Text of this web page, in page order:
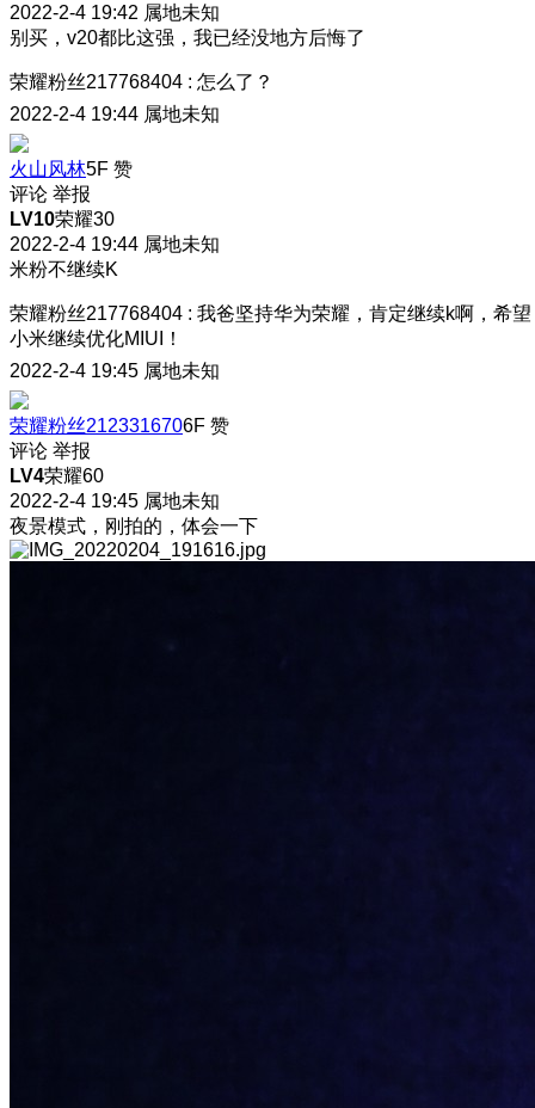
2022-2-4 19:42 属地未知
别买，v20都比这强，我已经没地方后悔了
荣耀粉丝217768404 : 怎么了？
2022-2-4 19:44 属地未知
火山风林5F 赞
评论 举报
LV10荣耀30
2022-2-4 19:44 属地未知
米粉不继续K
荣耀粉丝217768404 : 我爸坚持华为荣耀 ，肯定继续k啊，希望
小米继续优化MIUI！
2022-2-4 19:45 属地未知
荣耀粉丝2123316706F 赞
评论 举报
LV4荣耀60
2022-2-4 19:45 属地未知
夜景模式，刚拍的，体会一下